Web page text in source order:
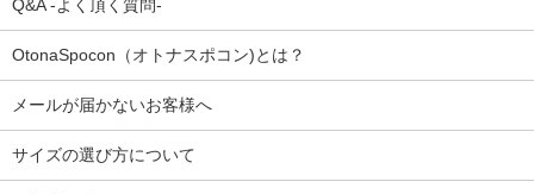
Q&A -よく頂く質問-
OtonaSpocon（オトナスポコン)とは？
メールが届かないお客様へ
サイズの選び方について